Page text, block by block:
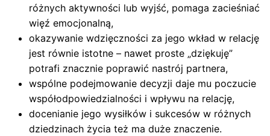
różnych aktywności lub wyjść, pomaga zacieśniać
więź emocjonalną,
okazywanie wdzięczności za jego wkład w relację
jest równie istotne – nawet proste „dziękuję”
potrafi znacznie poprawić nastrój partnera,
wspólne podejmowanie decyzji daje mu poczucie
współodpowiedzialności i wpływu na relację,
docenianie jego wysiłków i sukcesów w różnych
dziedzinach życia też ma duże znaczenie.